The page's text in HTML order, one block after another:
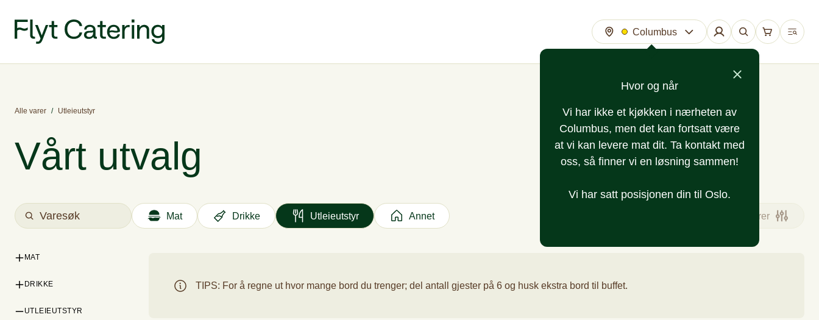
Columbus
Hvor og når
Vi har ikke et kjøkken i nærheten av
Columbus, men det kan fortsatt være
at vi kan levere mat dit. Ta kontakt med
oss, så finner vi en løsning sammen!
Vi har satt posisjonen din til Oslo.
Alle varer / Utleieutstyr
Vårt utvalg
Mat Drikke Utleieutstyr Annet Filtrer
MAT
Grill
DRIKKE
Kald drikke
UTLEIEUTSTYR
TIPS: For å regne ut hvor mange bord du trenger; del antall gjester på 6 og husk ekstra bord til buffet.